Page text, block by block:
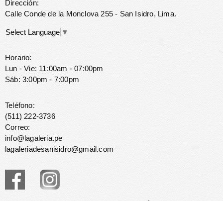
Dirección:
Calle Conde de la Monclova 255 - San Isidro, Lima.
Select Language ▼
Horario:
Lun - Vie: 11:00am - 07:00pm
Sáb: 3:00pm - 7:00pm
Teléfono:
(511) 222-3736
Correo:
info@lagaleria.pe
lagaleriadesanisidro@gmail.com